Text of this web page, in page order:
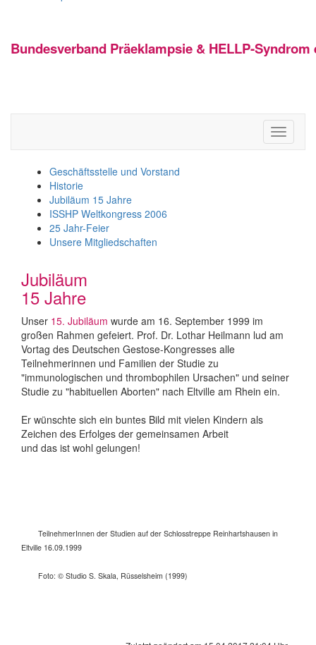
Bundesverband Präeklampsie & HELLP-Syndrom
Toggle
Geschäftsstelle und Vorstand
Historie
Jubiläum 15 Jahre
ISSHP Weltkongress 2006
25 Jahr-Feier
Unsere Mitgliedschaften
Jubiläum
15 Jahre
Unser 15. Jubiläum wurde am 16. September 1999 im
großen Rahmen gefeiert. Prof. Dr. Lothar Heilmann lud am
Vortag des Deutschen Gestose-Kongresses alle
Teilnehmerinnen und Familien der Studie zu
"immunologischen und thrombophilen Ursachen" und seiner
Studie zu "habituellen Aborten" nach Eltville am Rhein ein.
Er wünschte sich ein buntes Bild mit vielen Kindern als
Zeichen des Erfolges der gemeinsamen Arbeit
und das ist wohl gelungen!
TeilnehmerInnen der Studien auf der Schlosstreppe Reinhartshausen in
Eltville 16.09.1999
Foto: © Studio S. Skala, Rüsselsheim (1999)